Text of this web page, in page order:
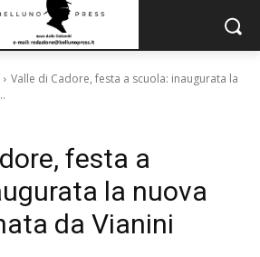
Valle di Cadore, festa a scuola: inaugurata la
festa a
la nuova
da Vianini